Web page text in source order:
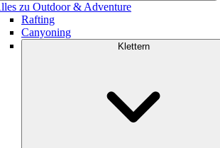
zu Outdoor & Adventure
Rafting
Canyoning
Klettern